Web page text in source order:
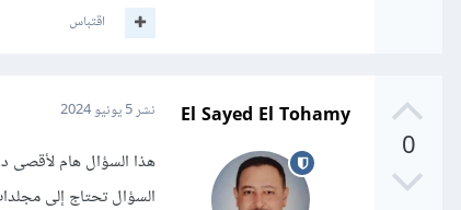
اقتباس
0
El Sayed El Tohamy نشر5 يونيو 2024
هذا السؤال هام لأقصى
السؤال تحتاج إلى